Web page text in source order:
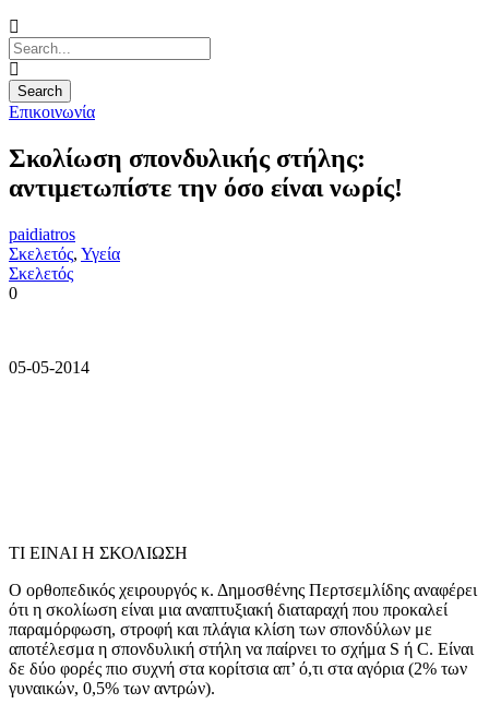
Επικοινωνία
Σκολίωση σπονδυλικής στήλης:
αντιμετωπίστε την όσο είναι νωρίς!
paidiatros
Σκελετός, Υγεία
Σκελετός
0
05-05-2014
ΤΙ ΕΙΝΑΙ Η ΣΚΟΛΙΩΣΗ
Ο ορθοπεδικός χειρουργός κ. Δημοσθένης Περτσεμλίδης αναφέρει
ότι η σκολίωση είναι μια αναπτυξιακή διαταραχή που προκαλεί
παραμόρφωση, στροφή και πλάγια κλίση των σπονδύλων με
αποτέλεσμα η σπονδυλική στήλη να παίρνει το σχήμα S ή C. Είναι
δε δύο φορές πιο συχνή στα κορίτσια απ’ ό,τι στα αγόρια (2% των
γυναικών, 0,5% των αντρών).